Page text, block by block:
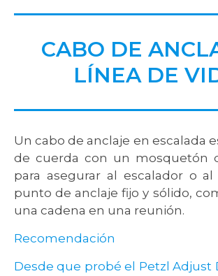
CABO DE
LÍNEA DE
Un cabo de anclaje en escalada
de cuerda con un mosquetón
para asegurar al escalador o
punto de anclaje fijo y sólido,
una cadena en una reunión.
Recomendación
Desde que probé el Petzl Adjust